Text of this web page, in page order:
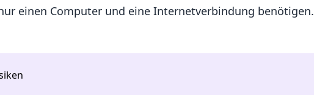
einen Computer und eine Internetverbindung benötigen.